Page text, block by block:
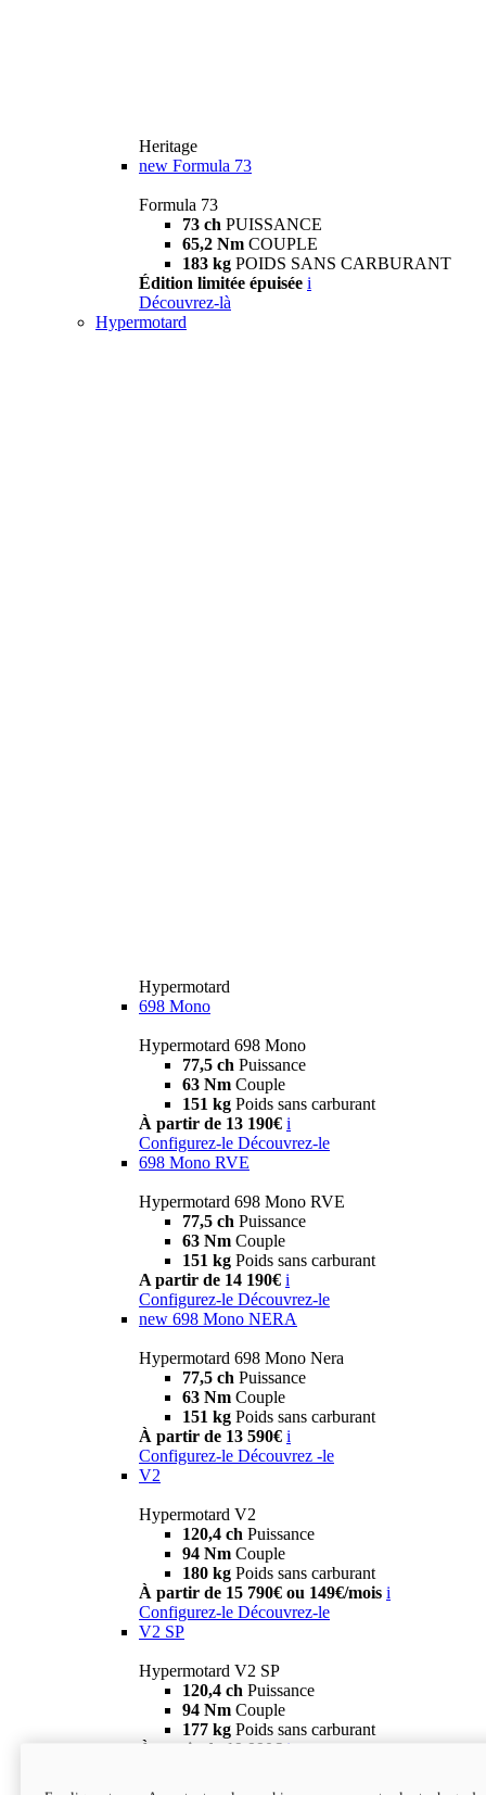
Heritage
new Formula 73
Formula 73
73 ch PUISSANCE
65,2 Nm COUPLE
183 kg POIDS SANS CARBURANT
Édition limitée épuisée i
Découvrez-là
Hypermotard
Hypermotard
698 Mono
Hypermotard 698 Mono
77,5 ch Puissance
63 Nm Couple
151 kg Poids sans carburant
À partir de 13 190€ i
Configurez-le Découvrez-le
698 Mono RVE
Hypermotard 698 Mono RVE
77,5 ch Puissance
63 Nm Couple
151 kg Poids sans carburant
A partir de 14 190€ i
Configurez-le Découvrez-le
new 698 Mono NERA
Hypermotard 698 Mono Nera
77,5 ch Puissance
63 Nm Couple
151 kg Poids sans carburant
À partir de 13 590€ i
Configurez-le Découvrez -le
V2
Hypermotard V2
120,4 ch Puissance
94 Nm Couple
180 kg Poids sans carburant
À partir de 15 790€ ou 149€/mois i
Configurez-le Découvrez-le
V2 SP
Hypermotard V2 SP
120,4 ch Puissance
94 Nm Couple
177 kg Poids sans carburant
À partir de 19 990€ i
new
V2 SP 100